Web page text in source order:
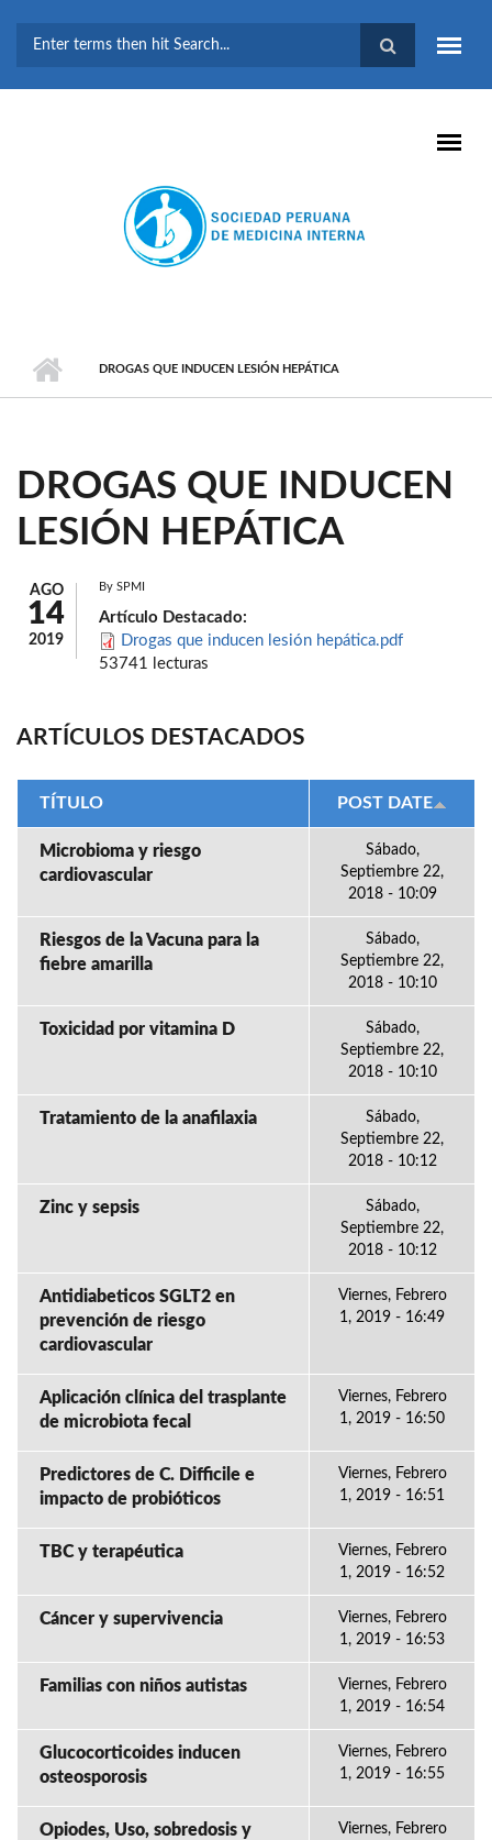
BÚSQUEDA
DROGAS QUE INDUCEN LESIÓN HEPÁTICA
DROGAS QUE INDUCEN
LESIÓN HEPÁTICA
AGO
14
2019
By SPMI
Artículo Destacado:
Drogas que inducen lesión hepática.pdf
53741 lecturas
ARTÍCULOS DESTACADOS
TÍTULO POST DATE
Microbioma y riesgo
cardiovascular
Sábado,
Septiembre 22,
2018 - 10:09
Riesgos de la Vacuna para la
fiebre amarilla
Sábado,
Septiembre 22,
2018 - 10:10
Toxicidad por vitamina D
Sábado,
Septiembre 22,
2018 - 10:10
Tratamiento de la anafilaxia
Sábado,
Septiembre 22,
2018 - 10:12
Zinc y sepsis
Sábado,
Septiembre 22,
2018 - 10:12
Antidiabeticos SGLT2 en
prevención de riesgo
cardiovascular
Viernes, Febrero
1, 2019 - 16:49
Aplicación clínica del trasplante
de microbiota fecal
Viernes, Febrero
1, 2019 - 16:50
Predictores de C. Difficile e
impacto de probióticos
Viernes, Febrero
1, 2019 - 16:51
TBC y terapéutica
Viernes, Febrero
1, 2019 - 16:52
Cáncer y supervivencia
Viernes, Febrero
1, 2019 - 16:53
Familias con niños autistas
Viernes, Febrero
1, 2019 - 16:54
Glucocorticoides inducen
osteosporosis
Viernes, Febrero
1, 2019 - 16:55
Opiodes, Uso, sobredosis y
Viernes, Febrero